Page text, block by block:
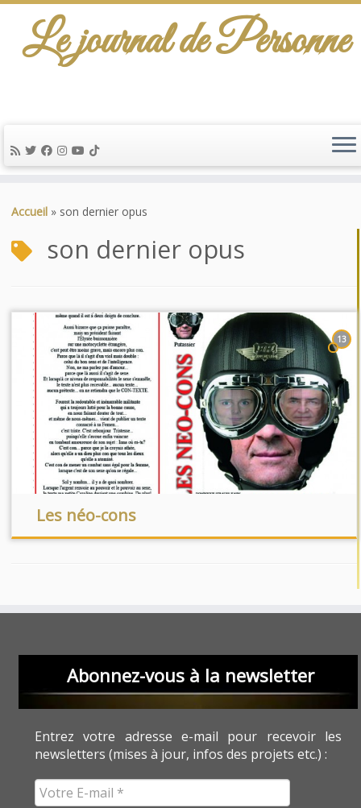
au
Le journal de Personne
Accueil » son dernier opus
son dernier opus
13
Les néo-cons
Abonnez-vous à la newsletter
Entrez votre adresse e-mail pour recevoir les
newsletters (mises à jour, infos des projets etc.) :